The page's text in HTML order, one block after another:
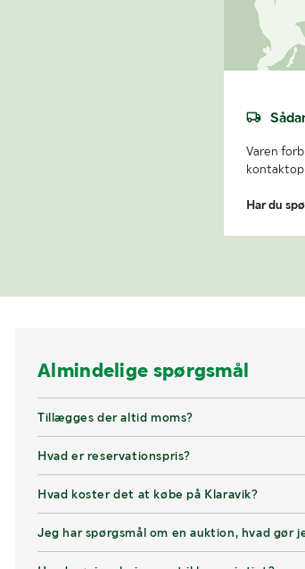
Varen
Har du
Almindelige spørgsmål
Tillægges der altid moms?
Hvad er reservationspris?
Hvad koster det at købe på Klaravik?
Jeg har spørgsmål om en auktion, hvad gør